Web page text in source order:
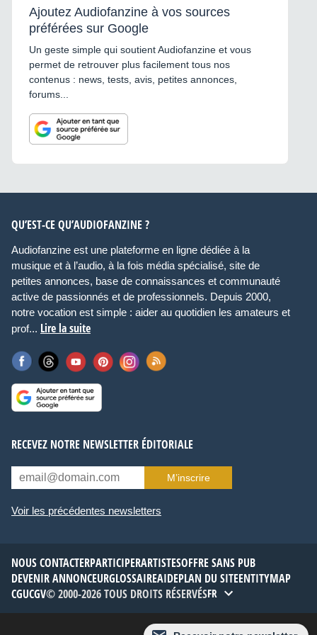
Ajoutez Audiofanzine à vos sources
préférées sur Google
Un geste simple qui soutient Audiofanzine et vous
permet de retrouver plus facilement tous nos
contenus : news, tests, avis, petites annonces,
forums...
QU’EST-CE QU’AUDIOFANZINE ?
Audiofanzine est une plateforme en ligne dédiée à la
musique et à l’audio, à la fois média spécialisé, site de
petites annonces, base de connaissances et communauté
active de passionnés et de professionnels. Depuis 2000,
notre vocation est simple : aider au quotidien les amateurs et
prof... Lire la suite
RECEVEZ NOTRE NEWSLETTER ÉDITORIALE
M’inscrire
Voir les précédentes newsletters
NOUS CONTACTERPARTICIPERARTISTESOFFRE SANS PUB
DEVENIR ANNONCEURGLOSSAIREAIDEPLAN DU SITEENTITYMAP
CGUCGV© 2000-2026 TOUS DROITS RÉSERVÉSFR